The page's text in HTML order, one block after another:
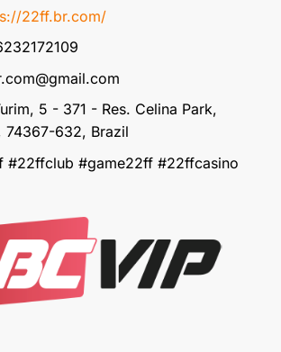
22ff.br.com/
5 - 371 - Res. Celina Park,
74367-632, Brazil
#22ffclub #game22ff #22ffcasino